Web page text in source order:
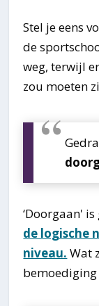
Stel je eens
de
weg, terwijl
zou moeten
‘Doorgaan'
de logische
niveau. Wat
bemoediging